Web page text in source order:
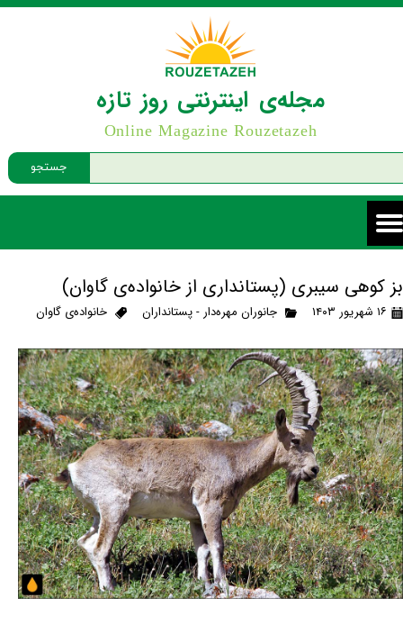
جستجو
مجله‌ی اینترنتی روز تازه
Online Magazine Rouzetazeh
بز کوهی سیبری (پستانداری از خانواده‌ی گاوان)
۱۶ شهریور ۱۴۰۳ جانوران مهره‌دار - پستانداران خانواده‌ی گاوان